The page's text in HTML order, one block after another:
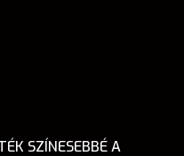
SZÍNESEBBÉ A